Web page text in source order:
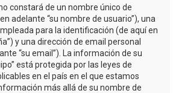
constará de un nombre único de
adelante “su nombre de usuario”), una
para la identificación (de aquí en
y una dirección de email personal
“su email”). La información de su
está protegida por las leyes de
en el país en el que estamos
más allá de su nombre de